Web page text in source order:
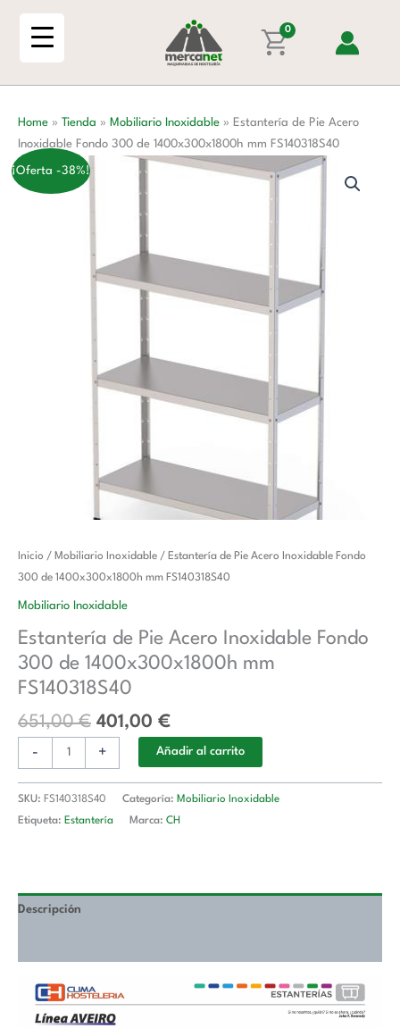
0
Home » Tienda » Mobiliario Inoxidable » Estantería de Pie Acero
Inoxidable Fondo 300 de 1400x300x1800h mm FS140318S40
¡Oferta -38%!
Inicio / Mobiliario Inoxidable / Estantería de Pie Acero Inoxidable Fondo
300 de 1400x300x1800h mm FS140318S40
Mobiliario Inoxidable
Estantería de Pie Acero Inoxidable Fondo
300 de 1400x300x1800h mm
FS140318S40
651,00€
El
precio
original
651,00 €.
401,00 €
El
precio
401,00 €.
-
Estantería
de
Pie
Inoxidable
Fondo
300
1400x300x1800h
FS140318S40
+ Añadir al carrito
SKU: FS140318S40 Categoría: Mobiliario Inoxidable
Etiqueta: Estantería Marca: CH
Descripción
Inoxidable
Fondo
300
1400x300x1800h
mm
FS140318S40
cantidad